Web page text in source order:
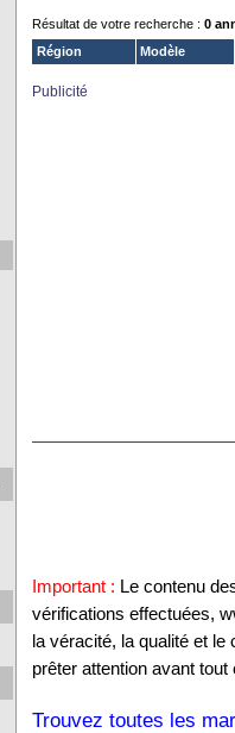
Résultat de votre recherche : 0
Région
Modèle
Publicité
Important : Le contenu
vérifications effectuées,
la véracité, la qualité et
prêter attention avant tout
Trouvez toutes les